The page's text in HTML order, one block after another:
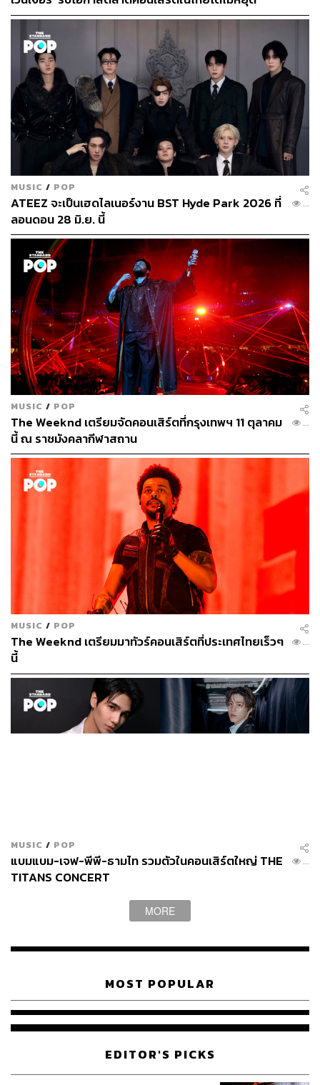
อิงค์-ชิสา วิเศษกุล
ศักดิ์สิทธิ์ เวชสุภาพร
LOADING...
MUSIC / POP
ATEEZ จะเป็นเฮดไลเนอร์งาน BST Hyde Park 2026 ที่
ลอนดอน 28 มิ.ย. นี้
...
MUSIC / POP
The Weeknd เตรียมจัดคอนเสิร์ตที่กรุงเทพฯ 11 ตุลาคม
นี้ ณ ราชมังคลากีฬาสถาน
...
MUSIC / POP
The Weeknd เตรียมมาทัวร์คอนเสิร์ตที่ประเทศไทยเร็วๆ
นี้
...
MUSIC / POP
แบมแบม-เจฟ-พีพี-ธามไท รวมตัวในคอนเสิร์ตใหญ่ THE
TITANS CONCERT
...
MORE
MOST POPULAR
EDITOR'S PICKS